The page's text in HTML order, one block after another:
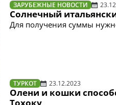
ЗАРУБЕЖНЫЕ НОВОСТИ
Солнечный
Для получения суммы
ТУРКОТ 23.12.2023
Олени и кошки